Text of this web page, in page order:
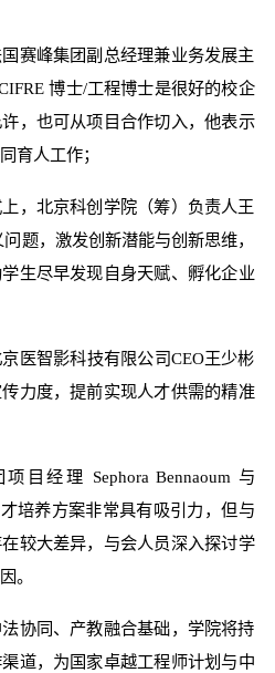
赛峰集团副总经理兼业务发展主
博士/工程博士是很好的校企
，也可从项目合作切入，他表示
育人工作；
，北京科创学院（筹）负责人王
题，激发创新潜能与创新思维，
生尽早发现自身天赋、孵化企业
医智影科技有限公司CEO王少彬
力度，提前实现人才供需的精准
目经理 Sephora Bennaoum 与
培养方案非常具有吸引力，但与
较大差异，与会人员深入探讨学
。
协同、产教融合基础，学院将持
道，为国家卓越工程师计划与中